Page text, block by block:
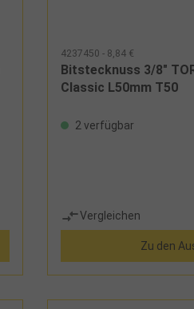
4237450 - 8,84 €
Bitstecknuss 3/8"
Classic L50mm T50
2 verfügbar
Vergleichen
Zu den